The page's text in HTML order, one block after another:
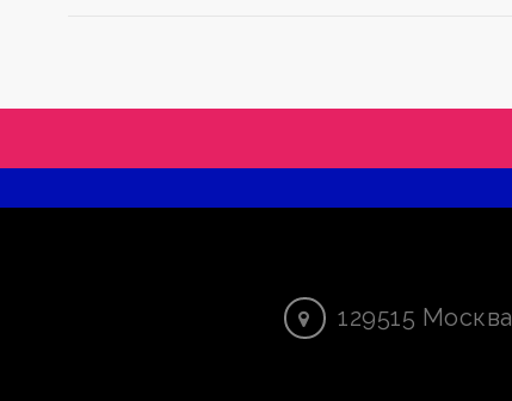
129515 Москва